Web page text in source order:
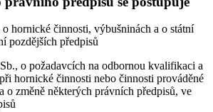
hornické činnosti, výbušninách a o státní
pozdějších předpisů
o požadavcích na odbornou kvalifikaci a
hornické činnosti nebo činnosti prováděné
o změně některých právních předpisů, ve